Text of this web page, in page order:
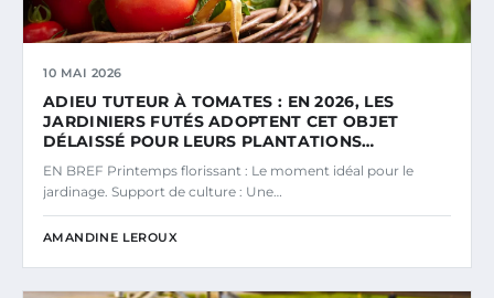
10 MAI 2026
ADIEU TUTEUR À TOMATES : EN 2026, LES
JARDINIERS FUTÉS ADOPTENT CET OBJET
DÉLAISSÉ POUR LEURS PLANTATIONS…
EN BREF Printemps florissant : Le moment idéal pour le
jardinage. Support de culture : Une…
AMANDINE LEROUX